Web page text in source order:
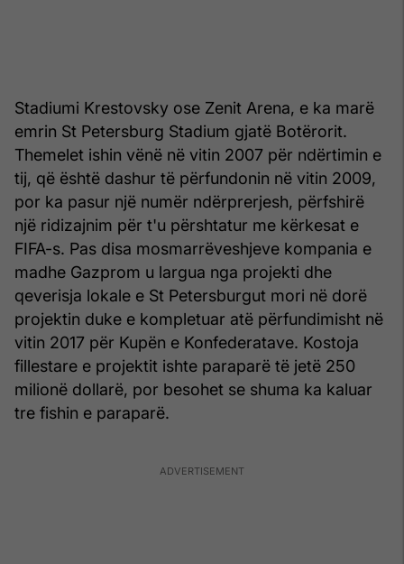
Stadiumi Krestovsky ose Zenit Arena, e ka marë
emrin St Petersburg Stadium gjatë Botërorit.
Themelet ishin vënë në vitin 2007 për ndërtimin e
tij, që është dashur të përfundonin në vitin 2009,
por ka pasur një numër ndërprerjesh, përfshirë
një ridizajnim për t'u përshtatur me kërkesat e
FIFA-s. Pas disa mosmarrëveshjeve kompania e
madhe Gazprom u largua nga projekti dhe
qeverisja lokale e St Petersburgut mori në dorë
projektin duke e kompletuar atë përfundimisht në
vitin 2017 për Kupën e Konfederatave. Kostoja
fillestare e projektit ishte paraparë të jetë 250
milionë dollarë, por besohet se shuma ka kaluar
tre fishin e paraparë.